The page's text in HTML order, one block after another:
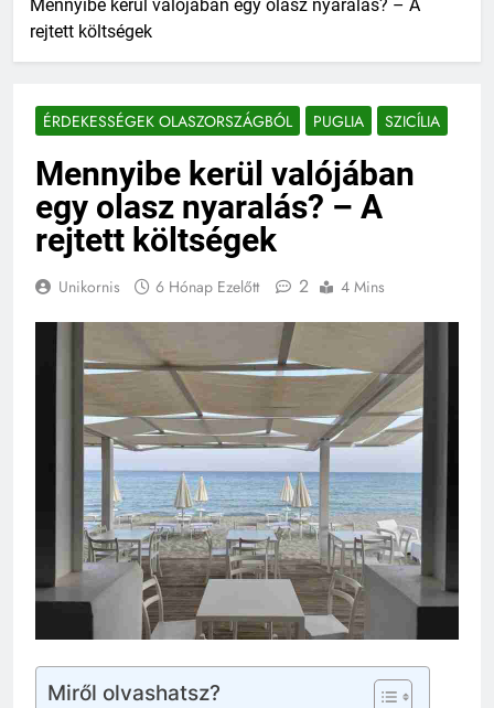
Mennyibe kerül valójában egy olasz nyaralás? – A
rejtett költségek
ÉRDEKESSÉGEK OLASZORSZÁGBÓL PUGLIA SZICÍLIA
Mennyibe kerül valójában
egy olasz nyaralás? – A
rejtett költségek
Unikornis 6 Hónap Ezelőtt 2 4 Mins
Miről olvashatsz?